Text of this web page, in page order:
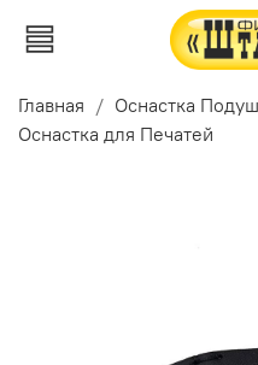
Главная
Оснастка
Оснастка для Печатей